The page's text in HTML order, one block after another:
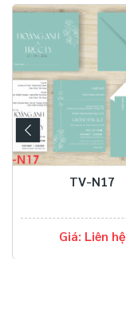
TV-N16
Giá: Liên hệ